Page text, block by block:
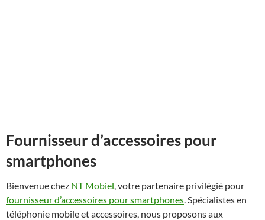
Fournisseur d’accessoires pour
smartphones
Bienvenue chez NT Mobiel, votre partenaire privilégié pour
fournisseur d’accessoires pour smartphones. Spécialistes en
téléphonie mobile et accessoires, nous proposons aux